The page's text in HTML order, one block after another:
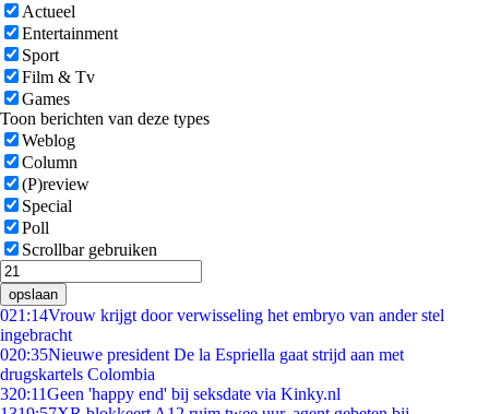
Actueel
Entertainment
Sport
Film & Tv
Games
Toon berichten van deze types
Weblog
Column
(P)review
Special
Poll
Scrollbar gebruiken
opslaan
021:14Vrouw krijgt door verwisseling het embryo van ander stel
ingebracht
020:35Nieuwe president De la Espriella gaat strijd aan met
drugskartels Colombia
320:11Geen 'happy end' bij seksdate via Kinky.nl